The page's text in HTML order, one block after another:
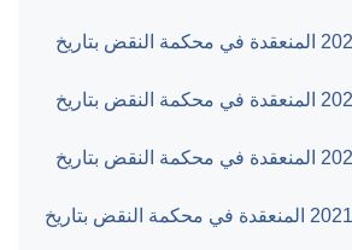
القضية رقم ‎935‏/‎2023‏ المنعقدة في محكمة النقض بتاريخ
القضية رقم ‎153‏/‎2021‏ المنعقدة في محكمة النقض بتاريخ
القضية رقم ‎393‏/‎2020‏ المنعقدة في محكمة النقض بتاريخ
القضية رقم ‎1002‏/‎2021‏ المنعقدة في محكمة النقض بتاريخ